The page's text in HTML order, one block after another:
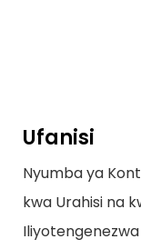
Ufanisi
Nyumba ya
kwa Urahisi na